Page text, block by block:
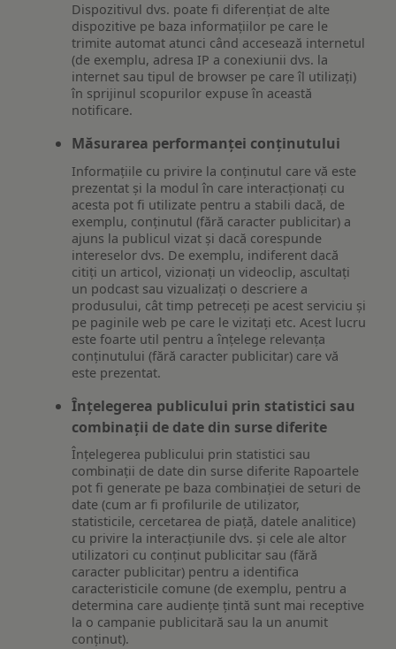
Dispozitivul dvs. poate fi diferențiat de alte
dispozitive pe baza informațiilor pe care le
trimite automat atunci când accesează internetul
(de exemplu, adresa IP a conexiunii dvs. la
internet sau tipul de browser pe care îl utilizați)
în sprijinul scopurilor expuse în această
notificare.
Măsurarea performanței conținutului
Informațiile cu privire la conținutul care vă este
prezentat și la modul în care interacționați cu
acesta pot fi utilizate pentru a stabili dacă, de
exemplu, conținutul (fără caracter publicitar) a
ajuns la publicul vizat și dacă corespunde
intereselor dvs. De exemplu, indiferent dacă
citiți un articol, vizionați un videoclip, ascultați
un podcast sau vizualizați o descriere a
produsului, cât timp petreceți pe acest serviciu și
pe paginile web pe care le vizitați etc. Acest lucru
este foarte util pentru a înțelege relevanța
conținutului (fără caracter publicitar) care vă
este prezentat.
Înțelegerea publicului prin statistici sau
combinații de date din surse diferite
Înțelegerea publicului prin statistici sau
combinații de date din surse diferite Rapoartele
pot fi generate pe baza combinației de seturi de
date (cum ar fi profilurile de utilizator,
statisticile, cercetarea de piață, datele analitice)
cu privire la interacțiunile dvs. și cele ale altor
utilizatori cu conținut publicitar sau (fără
caracter publicitar) pentru a identifica
caracteristicile comune (de exemplu, pentru a
determina care audiențe țintă sunt mai receptive
la o campanie publicitară sau la un anumit
conținut).